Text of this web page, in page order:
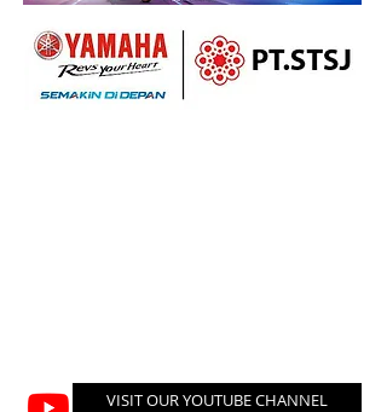
VISIT OUR YOUTUBE CHANNEL